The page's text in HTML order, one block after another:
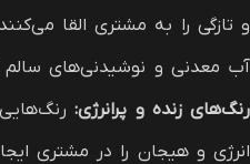
و تازگی را به مشتری القا
آب معدنی و نوشیدنی‌های سالم
رنگ‌های زنده و پرانرژی:رنگ‌هایی
انرژی و هیجان را در مشتری